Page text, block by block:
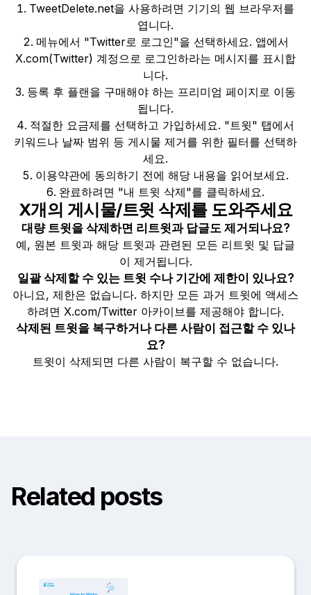
TweetDelete.net을 사용하려면 기기의 웹 브라우저를
엽니다.
메뉴에서 "Twitter로 로그인"을 선택하세요. 앱에서
X.com(Twitter) 계정으로 로그인하라는 메시지를 표시합
니다.
등록 후 플랜을 구매해야 하는 프리미엄 페이지로 이동
됩니다.
적절한 요금제를 선택하고 가입하세요. "트윗" 탭에서
키워드나 날짜 범위 등 게시물 제거를 위한 필터를 선택하
세요.
이용약관에 동의하기 전에 해당 내용을 읽어보세요.
완료하려면 "내 트윗 삭제"를 클릭하세요.
X개의 게시물/트윗 삭제를 도와주세요
대량 트윗을 삭제하면 리트윗과 답글도 제거되나요?
예, 원본 트윗과 해당 트윗과 관련된 모든 리트윗 및 답글
이 제거됩니다.
일괄 삭제할 수 있는 트윗 수나 기간에 제한이 있나요?
아니요, 제한은 없습니다. 하지만 모든 과거 트윗에 액세스
하려면 X.com/Twitter 아카이브를 제공해야 합니다.
삭제된 트윗을 복구하거나 다른 사람이 접근할 수 있나
요?
트윗이 삭제되면 다른 사람이 복구할 수 없습니다.
Related posts